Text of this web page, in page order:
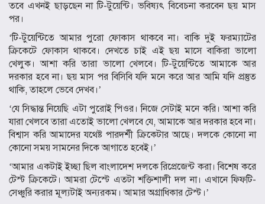
তবে এখনই ছাড়ছেন না টি-টুয়েন্টি। ভবিষ্যৎ বিবেচনা করবেন ছয় মাস
পর।
‘টি-টুয়েন্টিতে আমার পুরো ফোকাস থাকবে না। বাকি দুই ফরম্যাটের
ক্রিকেটে ফোকাস থাকবে। দেখতে চাই এই ছয় মাসে বাকিরা ভালো
খেলুক। আশা করি তারা ভালো খেলবে। টি-টুয়েন্টিতে আমাকে আর
দরকার হবে না। ছয় মাস পর বিসিবি যদি মনে করে আর আমি যদি প্রস্তুত
থাকি, তাহলে ভেবে দেখব।’
‘যে সিদ্ধান্ত নিয়েছি এটা পুরোই পিওর। নিজে সেটাই মনে করি। আশা করি
যারা খেলবে তারা এতোই ভালো খেলবে যে, আমাকে আর দরকার হবে না।
বিশ্বাস করি আমাদের যথেষ্ট পারদর্শী ক্রিকেটার আছে। দলকে কোনো না
কোনো সময় সামনের দিকে আগাতে হবেই।’
‘আমার একটাই ইচ্ছা ছিল বাংলাদেশ দলকে রিপ্রেজেন্ট করা। বিশেষ করে
টেস্ট ক্রিকেটে। আমরা টেস্টে এতটা শক্তিশালী দল না। এখানে ফিফটি-
সেঞ্চুরি করার মূল্যটাই অন্যরকম। আমার অগ্রাধিকার টেস্ট।’